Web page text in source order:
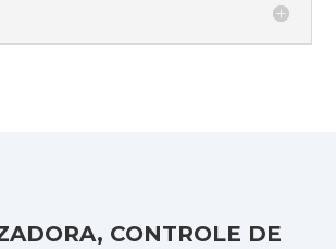
CONTROLE DE